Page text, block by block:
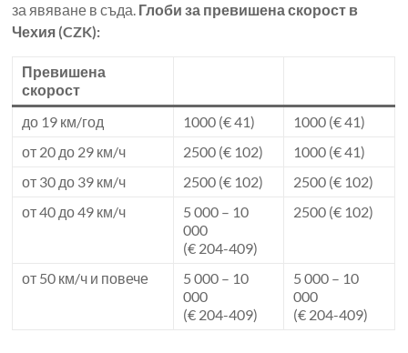
за явяване в съда. Глоби за превишена скорост в
Чехия (CZK):
Превишена
скорост
до 19 км/год
1000 (€ 41)
1000 (€ 41)
от 20 до 29 км/ч
2500 (€ 102)
1000 (€ 41)
от 30 до 39 км/ч
2500 (€ 102)
2500 (€ 102)
от 40 до 49 км/ч
5 000 – 10
000
(€ 204-409)
2500 (€ 102)
от 50 км/ч и повече
5 000 – 10
000
(€ 204-409)
5 000 – 10
000
(€ 204-409)